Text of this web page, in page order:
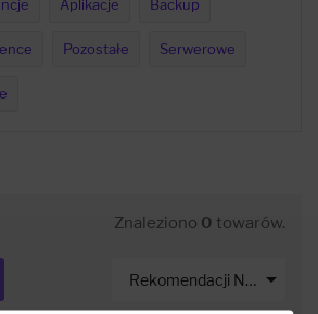
Aplikacje Backup
Pozostałe Serwerowe
Znaleziono 0 towarów.
Rekomendacji Net-s 